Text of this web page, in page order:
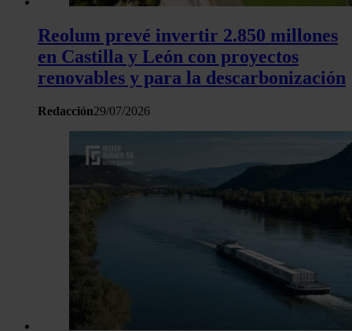
Reolum prevé invertir 2.850 millones
en Castilla y León con proyectos
renovables y para la descarbonización
Redacción29/07/2026